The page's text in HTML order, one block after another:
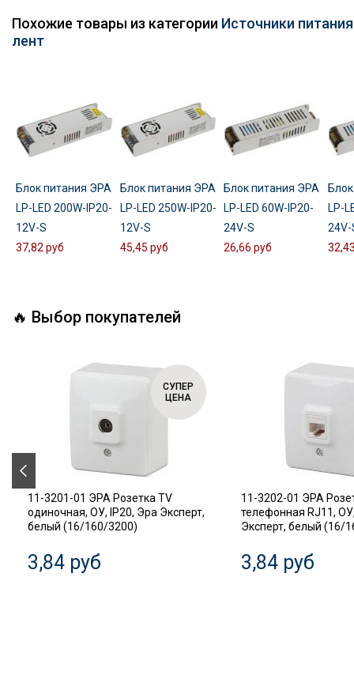
Похожие товары из категории Источники
лент
Блок питания ЭРА
LP-LED 200W-IP20-
12V-S
37,82 руб
Блок питания ЭРА
LP-LED 250W-IP20-
12V-S
45,45 руб
Блок питания ЭРА
LP-LED 60W-IP20-
24V-S
26,66 руб
LP-
24V-
🔥 Выбор покупателей
СУПЕР
ЦЕНА
11-3201-01 ЭРА Розетка TV
одиночная, ОУ, IP20, Эра Эксперт,
белый (16/160/3200)
3,84 руб
11-3202-01 ЭРА
телефонная RJ11,
Эксперт, белый (16/
3,84 руб